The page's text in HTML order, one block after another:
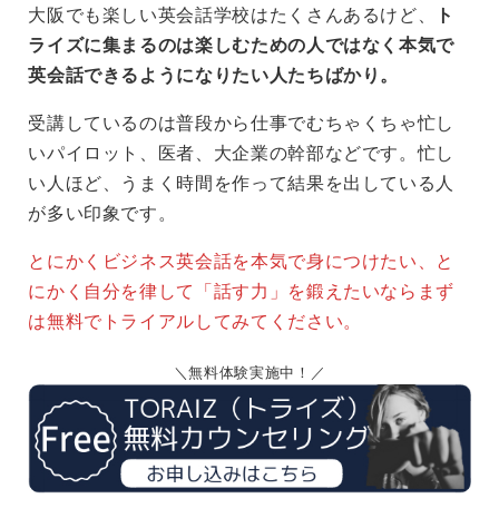
大阪でも楽しい英会話学校はたくさんあるけど、
ト
ライズに集まるのは楽しむための人ではなく本気で
英会話できるようになりたい人たちばかり。
受講しているのは普段から仕事でむちゃくちゃ忙し
いパイロット、医者、大企業の幹部などです。忙し
い人ほど、うまく時間を作って結果を出している人
が多い印象です。
とにかくビジネス英会話を本気で身につけたい、と
にかく自分を律して「話す力」を鍛えたいならまず
は無料でトライアルしてみてください。
無料体験実施中！